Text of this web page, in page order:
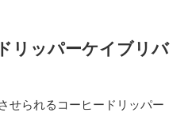
リッパーケイブリバ
せられるコーヒードリッパー